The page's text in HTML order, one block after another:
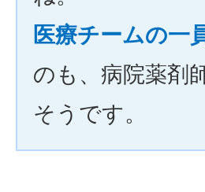
医療チームの一
のも、病院薬剤
そうです。